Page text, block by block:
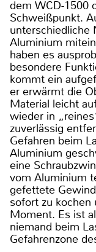
dem WCD-1500
Schweißpunkt.
unterschiedliche
Aluminium
haben es
besondere
kommt ein
er erwärmt die
Material leicht
wieder in
zuverlässig
Gefahren beim
Aluminium
eine
vom Aluminium
gefettete
sofort zu kochen
Moment. Es ist
niemand beim
Gefahrenzone